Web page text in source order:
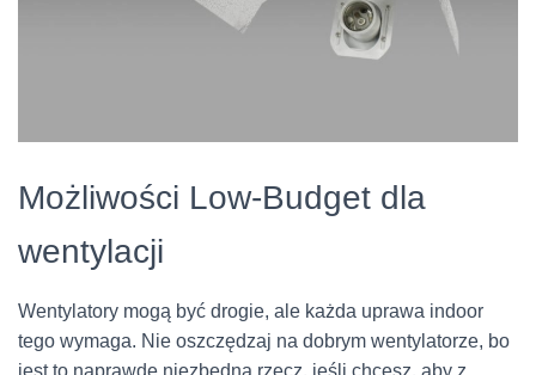
Możliwości Low-Budget dla
wentylacji
Wentylatory mogą być drogie, ale każda uprawa indoor
tego wymaga. Nie oszczędzaj na dobrym wentylatorze, bo
jest to naprawdę niezbędna rzecz, jeśli chcesz, aby z